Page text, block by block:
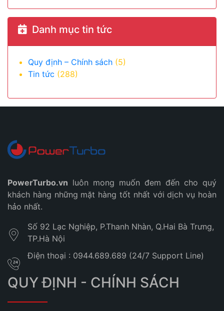
Danh mục tin tức
Quy định – Chính sách (5)
Tin tức (288)
PowerTurbo.vn luôn mong muốn đem đến cho quý
khách hàng những mặt hàng tốt nhất với dịch vụ hoàn
hảo nhất.
Số 92 Lạc Nghiệp, P.Thanh Nhàn, Q.Hai Bà Trưng,
TP.Hà Nội
Điện thoại : 0944.689.689 (24/7 Support Line)
QUY ĐỊNH - CHÍNH SÁCH